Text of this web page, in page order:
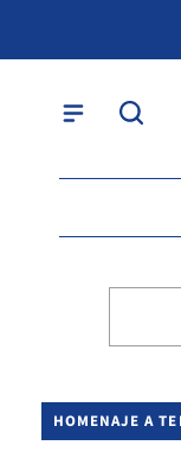
HOMENAJE A